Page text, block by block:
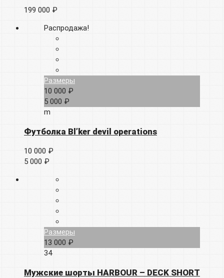
199 000 ₽
Распродажа!
Размеры
10 000 ₽
5 000 ₽
m
Футболка Bl’ker devil operations
10 000 ₽
5 000 ₽
Размеры
13 000 ₽
34
Мужские шорты HARBOUR – DECK SHORT